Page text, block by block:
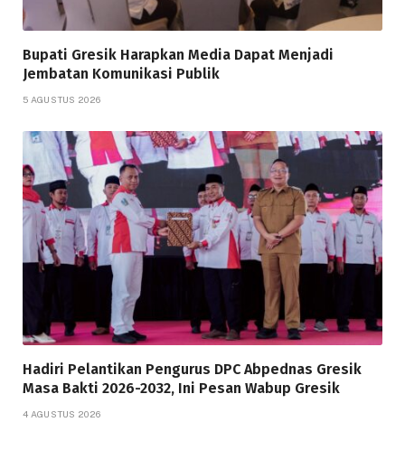
Bupati Gresik Harapkan Media Dapat Menjadi
Jembatan Komunikasi Publik
5 AGUSTUS 2026
Hadiri Pelantikan Pengurus DPC Abpednas Gresik
Masa Bakti 2026-2032, Ini Pesan Wabup Gresik
4 AGUSTUS 2026